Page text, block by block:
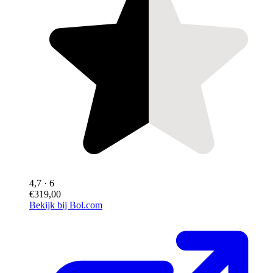
4,7 · 6
€319,00
Bekijk bij Bol.com